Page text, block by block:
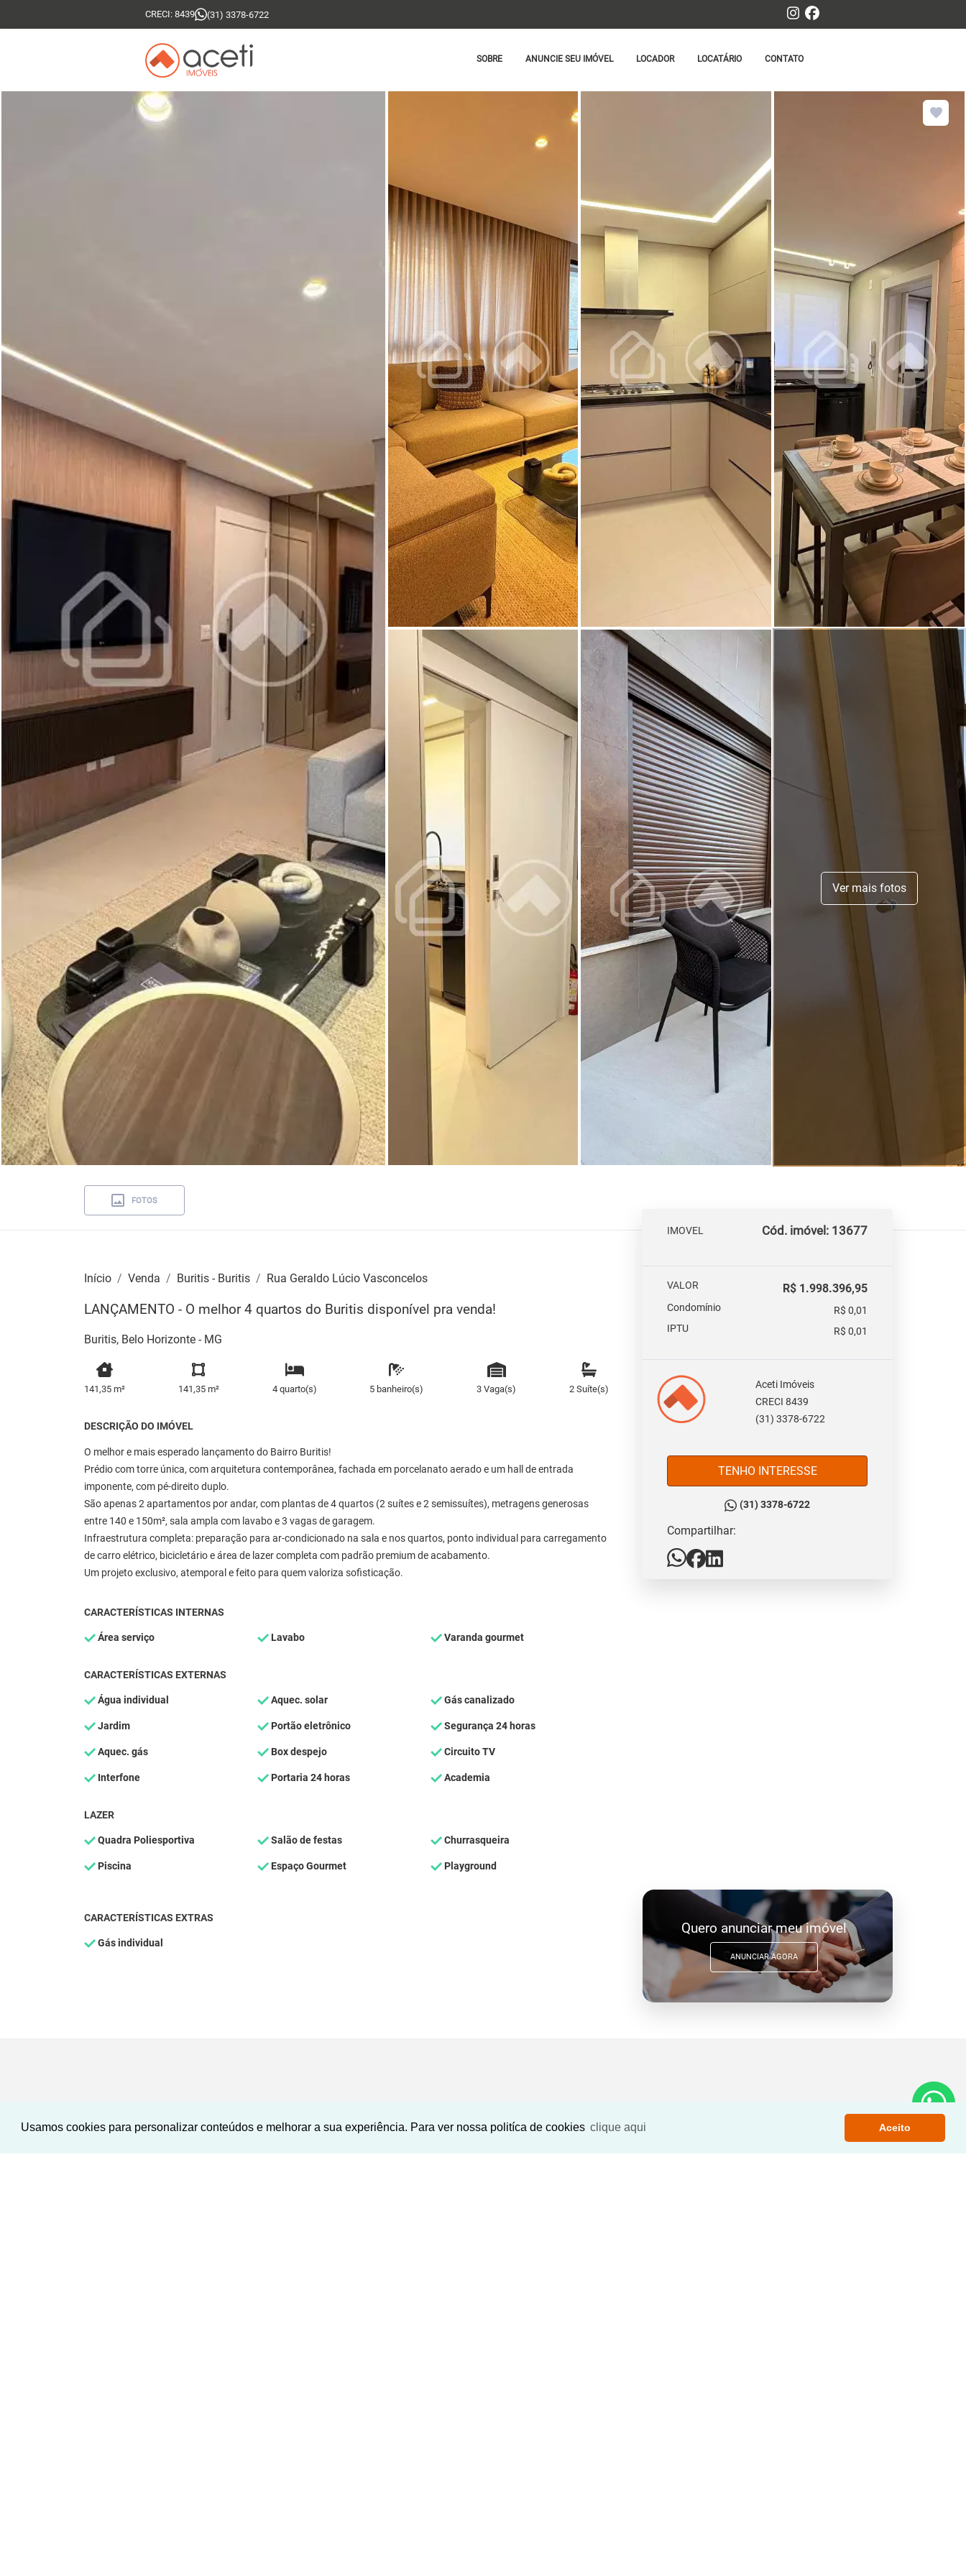
Usamos cookies para personalizar conteúdos e melhorar a sua experiência. Para ver nossa politíca de cookies clique aqui Aceito
CRECI: 8439 (31) 3378-6722
SOBRE ANUNCIE SEU IMÓVEL LOCADOR LOCATÁRIO CONTATO
Ver mais fotos
FOTOS
Início Venda Buritis - Buritis Rua Geraldo Lúcio Vasconcelos
LANÇAMENTO - O melhor 4 quartos do Buritis disponível pra venda!
Buritis, Belo Horizonte - MG
141,35 m² 141,35 m² 4 quarto(s) 5 banheiro(s) 3 Vaga(s) 2 Suíte(s)
DESCRIÇÃO DO IMÓVEL
O melhor e mais esperado lançamento do Bairro Buritis!
Prédio com torre única, com arquitetura contemporânea, fachada em porcelanato aerado e um hall de entrada
imponente, com pé-direito duplo.
São apenas 2 apartamentos por andar, com plantas de 4 quartos (2 suítes e 2 semissuítes), metragens generosas
entre 140 e 150m², sala ampla com lavabo e 3 vagas de garagem.
Infraestrutura completa: preparação para ar-condicionado na sala e nos quartos, ponto individual para carregamento
de carro elétrico, bicicletário e área de lazer completa com padrão premium de acabamento.
Um projeto exclusivo, atemporal e feito para quem valoriza sofisticação.
CARACTERÍSTICAS INTERNAS
Área serviço Lavabo Varanda gourmet
CARACTERÍSTICAS EXTERNAS
Água individual Aquec. solar Gás canalizado
Jardim Portão eletrônico Segurança 24 horas
Aquec. gás Box despejo Circuito TV
Interfone Portaria 24 horas Academia
LAZER
Quadra Poliesportiva Salão de festas Churrasqueira
Piscina Espaço Gourmet Playground
CARACTERÍSTICAS EXTRAS
Gás individual
IMOVEL Cód. imóvel: 13677
VALOR R$ 1.998.396,95
Condomínio
R$ 0,01
IPTU
R$ 0,01
Aceti Imóveis
CRECI 8439
(31) 3378-6722
TENHO INTERESSE
(31) 3378-6722
Compartilhar:
Quero anunciar meu imóvel
ANUNCIAR AGORA
SEU NOME